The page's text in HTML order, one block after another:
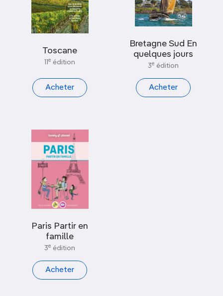
Toscane
11 e édition
Acheter
Bretagne Sud En
quelques jours
3e édition
Acheter
Paris Partir en
famille
3e édition
Acheter